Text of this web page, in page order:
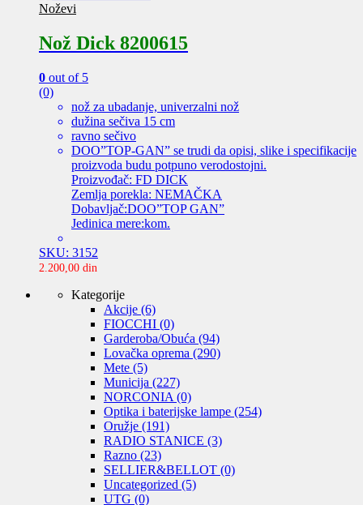
Noževi
Nož Dick 8200615
0 out of 5
(0)
nož za ubadanje, univerzalni nož
dužina sečiva 15 cm
ravno sečivo
DOO”TOP-GAN” se trudi da opisi, slike i specifikacije
proizvoda budu potpuno verodostojni.
Proizvođač: FD DICK
Zemlja porekla: NEMAČKA
Dobavljač:DOO”TOP GAN”
Jedinica mere:kom.
SKU: 3152
2.200,00 din
Kategorije
Akcije (6)
FIOCCHI (0)
Garderoba/Obuća (94)
Lovačka oprema (290)
Mete (5)
Municija (227)
NORCONIA (0)
Optika i baterijske lampe (254)
Oružje (191)
RADIO STANICE (3)
Razno (23)
SELLIER&BELLOT (0)
Uncategorized (5)
UTG (0)